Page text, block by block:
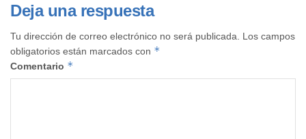
Deja una respuesta
Tu dirección de correo electrónico no será publicada.
Los campos
obligatorios están marcados con *
Comentario *